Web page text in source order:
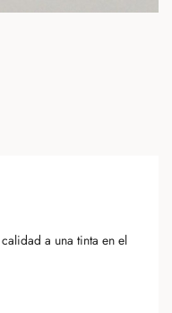
a una tinta en el